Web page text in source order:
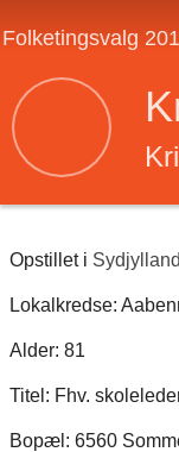
Folketingsvalg
Opstillet i
Lokalkredse:
Alder: 81
Titel: Fhv.
Bopæl: 6560